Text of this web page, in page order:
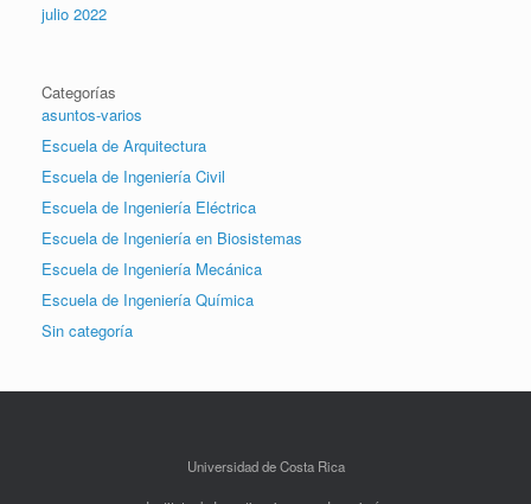
julio 2022
Categorías
asuntos-varios
Escuela de Arquitectura
Escuela de Ingeniería Civil
Escuela de Ingeniería Eléctrica
Escuela de Ingeniería en Biosistemas
Escuela de Ingeniería Mecánica
Escuela de Ingeniería Química
Sin categoría
Universidad de Costa Rica